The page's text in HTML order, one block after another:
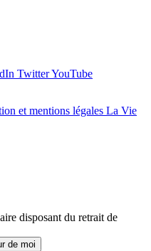
TwitterYouTube
et mentions légales La Vie
disposant du retrait de
de moi